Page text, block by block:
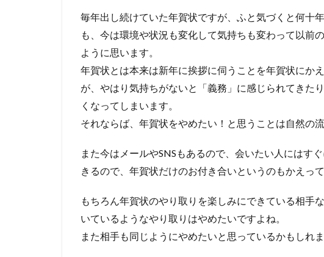
毎年出し続けていた年賀状ですが、ふと気づくと何十
も、今は環境や状況も変化して気持ちも変わって以前
ように思います。
年賀状とは本来は新年に挨拶に伺うことを年賀状にか
が、やはり気持ちがないと「義務」に感じられてきた
くなってしまいます。
それならば、年賀状をやめたい！と思うことは自然の
また今はメールやSNSもあるので、会いたい人にはす
きるので、年賀状だけのお付き合いというのもかえっ
もちろん年賀状のやり取りを楽しみにできている相手
いているようなやり取りはやめたいですよね。
また相手も同じようにやめたいと思っているかもしれま